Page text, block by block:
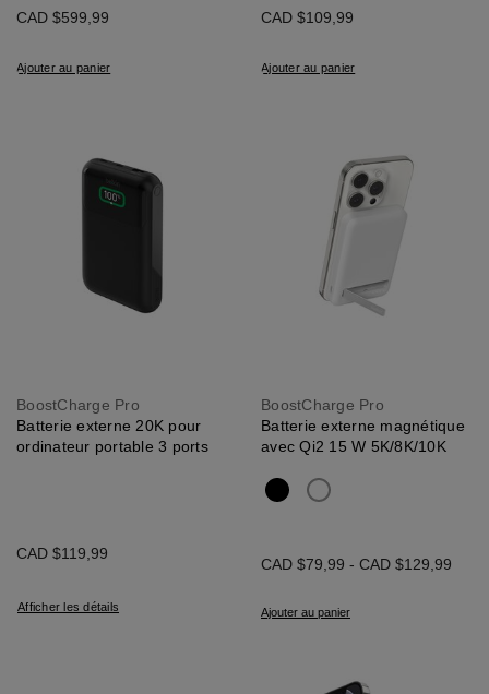
CAD $599,99
Ajouter au panier
CAD $109,99
Ajouter au panier
BoostCharge Pro
Batterie externe 20K pour
ordinateur portable 3 ports
CAD $119,99
Afficher les détails
BoostCharge Pro
Batterie externe magnétique
avec Qi2 15 W 5K/8K/10K
CAD $79,99 - CAD $129,99
Ajouter au panier